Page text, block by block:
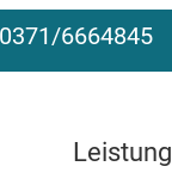
0371/6664845
Leistung